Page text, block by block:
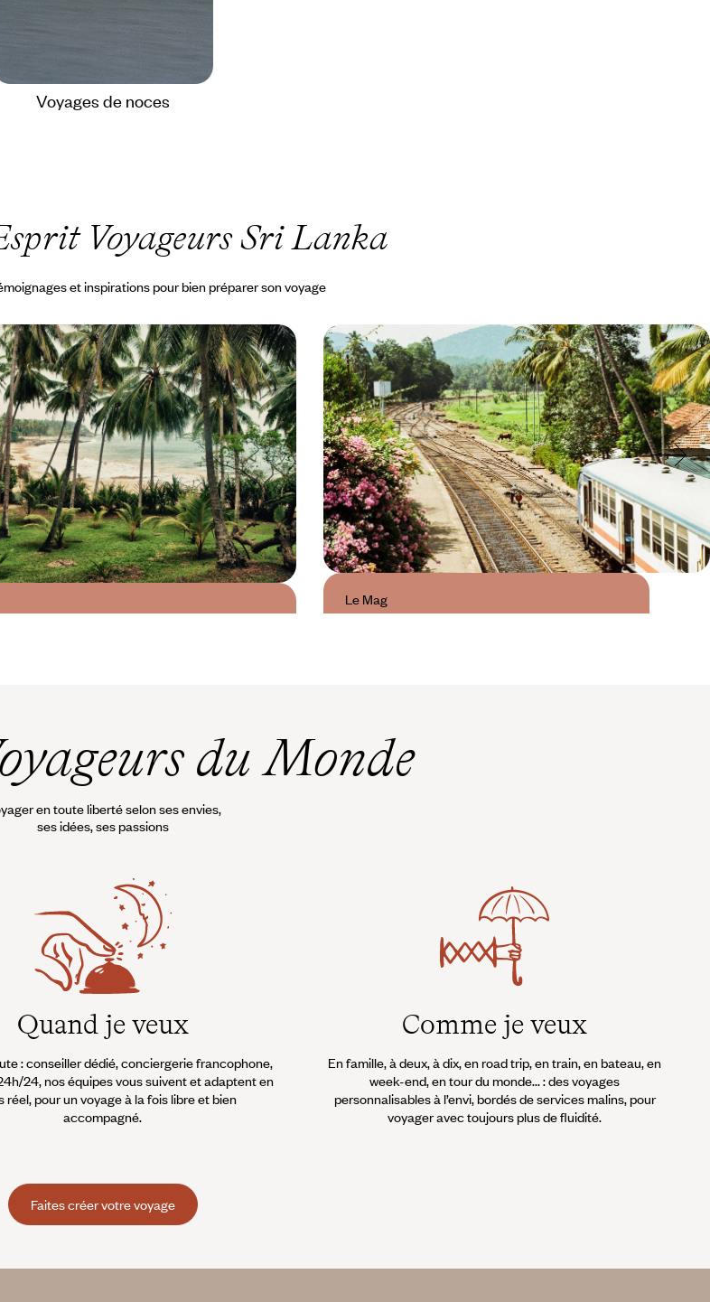
Voyages de noces
Voyageurs Sri Lanka
et inspirations pour bien préparer son voyage
Le Mag
du Monde
en toute liberté selon ses envies,
ses idées, ses passions
Quand je veux
: conseiller dédié, conciergerie francophone,
24, nos équipes vous suivent et adaptent en
réel, pour un voyage à la fois libre et bien
accompagné.
Comme je veux
En famille, à deux, à dix, en road trip, en train, en bateau, en
week-end, en tour du monde... : des voyages
personnalisables à l’envi, bordés de services malins, pour
voyager avec toujours plus de fluidité.
Faites créer votre voyage